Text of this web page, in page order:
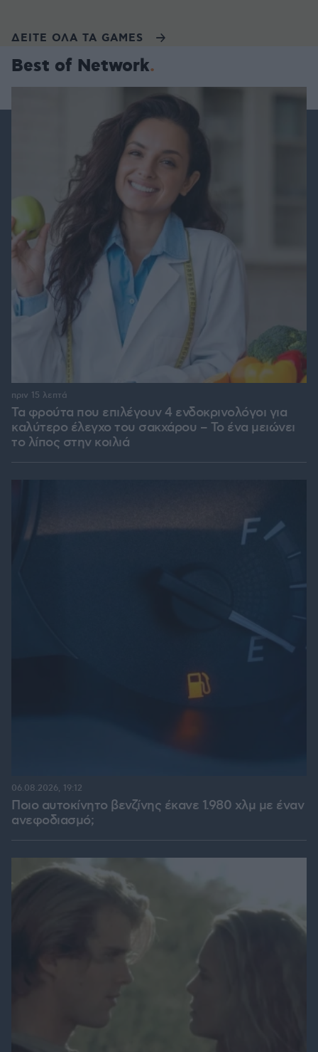
ΔΕΙΤΕ ΟΛΑ ΤΑ GAMES
Best of Network
Τα φρούτα που επιλέγουν 4 ενδοκρινολόγοι για
καλύτερο έλεγχο του σακχάρου – Το ένα μειώνει
το λίπος στην κοιλιά
πριν 15 λεπτά
Ποιο αυτοκίνητο βενζίνης έκανε 1.980 χλμ με έναν
ανεφοδιασμό;
06.08.2026, 19:12